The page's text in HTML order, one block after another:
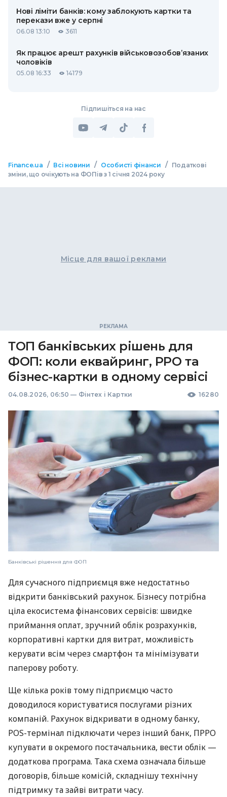
Нові ліміти банків: кому заблокують картки та
перекази вже у серпні
06.08 13:10 3611
Як працює арешт рахунків військовозобов’язаних
чоловіків
05.08 16:33 14179
Підпишіться на нас
Finance.ua / Всі новини / Особисті фінанси /
Податкові
зміни, що очікують на ФОПів з 1 січня 2024 року
Місце для вашої реклами
ТОП банківських рішень для
ФОП: коли еквайринг, РРО та
бізнес-картки в одному сервісі
04.08.2026, 06:50 — Фінтех і Картки 16280
Банківські рішення для ФОП
Для сучасного підприємця вже недостатньо
відкрити банківський рахунок. Бізнесу потрібна
ціла екосистема фінансових сервісів: швидке
приймання оплат, зручний облік розрахунків,
корпоративні картки для витрат, можливість
керувати всім через смартфон та мінімізувати
паперову роботу.
Ще кілька років тому підприємцю часто
доводилося користуватися послугами різних
компаній. Рахунок відкривати в одному банку,
POS-термінал підключати через інший банк, ПРРО
купувати в окремого постачальника, вести облік —
додаткова програма. Така схема означала більше
договорів, більше комісій, складнішу технічну
підтримку та зайві витрати часу.